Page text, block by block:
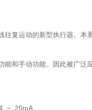
复运动的新型执行器。本
和手动功能。因此被广泛
~ 20mA